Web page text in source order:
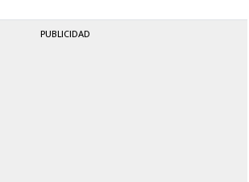
PUBLICIDAD